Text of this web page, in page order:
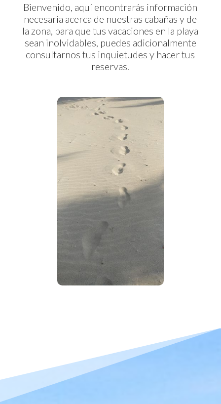
Bienvenido, aquí encontrarás información
necesaria acerca de nuestras cabañas y de
la zona, para que tus vacaciones en la playa
sean inolvidables, puedes adicionalmente
consultarnos tus inquietudes y hacer tus
reservas.